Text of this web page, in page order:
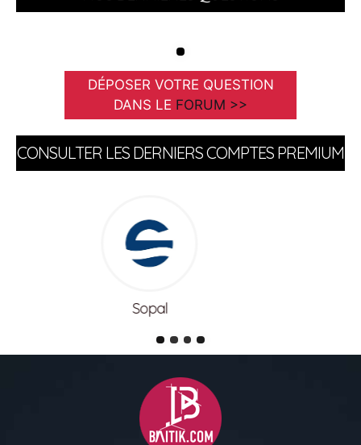
DÉPOSER VOTRE QUESTION
DANS LE FORUM >>
CONSULTER LES DERNIERS COMPTES PREMIUM
Meuble lina